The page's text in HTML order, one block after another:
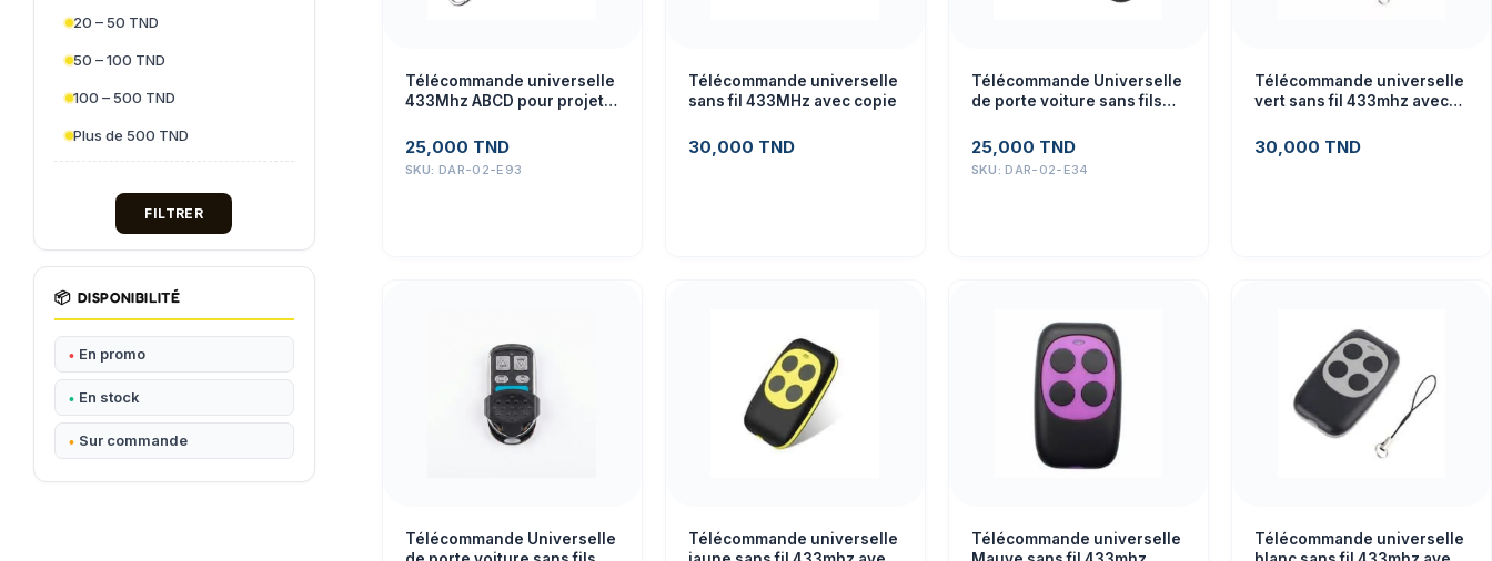
20 – 50 TND
50 – 100 TND
100 – 500 TND
Plus de 500 TND
FILTRER
📦 DISPONIBILITÉ
En promo
En stock
Sur commande
Télécommande universelle
433Mhz ABCD pour projets
25,000 TND
SKU: DAR-02-E93
Télécommande universelle
sans fil 433MHz avec copie
30,000 TND
Télécommande Universelle
de porte voiture sans fils
25,000 TND
SKU: DAR-02-E34
Télécommande universelle
vert sans fil 433mhz avec
30,000 TND
Télécommande Universelle
Télécommande universelle
Télécommande universelle
Télécommande universelle